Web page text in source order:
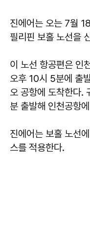
진에어는 오는 7월
필리핀 보홀 노선을
이 노선 항공편은 인
오후 10시 5분에 출
오 공항에 도착한다.
분 출발해 인천공항
진에어는 보홀 노선
스를 적용한다.